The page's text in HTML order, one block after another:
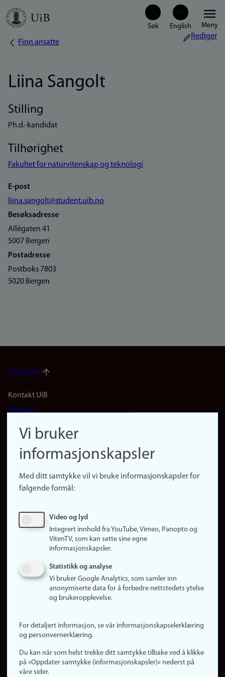
Hopp
Meny
Navigasjonssti
Finn ansatte
Rediger
Liina Sangolt
Stilling
Ph.d.-kandidat
Tilhørighet
Fakultet for naturvitenskap og teknologi
E-post
liina.sangolt@student.uib.no
Besøksadresse
Allégaten 41
5007 Bergen
Postadresse
Postboks 7803
5020 Bergen
Til toppen
Footer
(no)
Kontakt UiB
Kontakt
Finn forsker
Presse
Finn studier
Ledige stillinger
Om nettstedet
Informasjonskapsler
Personvern
Logg inn
Vi bruker
informasjonskapsler
Med ditt samtykke vil vi bruke informasjonskapsler for
følgende formål:
Video og lyd
Integrert innhold fra YouTube, Vimeo, Panopto og
VitenTV, som kan sette sine egne
informasjonskapsler.
Statistikk og analyse
Vi bruker Google Analytics, som samler inn
anonymiserte data for å forbedre nettstedets ytelse
og brukeropplevelse.
For detaljert informasjon, se vår informasjonskapselerklæring
og personvernerklæring.
Du kan når som helst trekke ditt samtykke tilbake ved å klikke
på «Oppdater samtykke (informasjonskapsler)» nederst på
våre sider.